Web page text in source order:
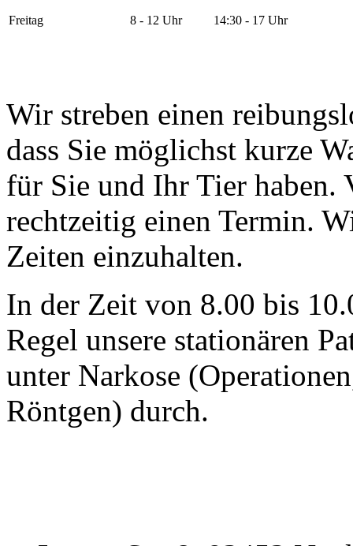
Freitag 8 - 12 Uhr 14:30 - 17 Uhr
Wir streben einen
dass Sie möglichst kurze
für Sie und Ihr Tier haben.
rechtzeitig einen Termin.
Zeiten einzuhalten.
In der Zeit von 8.00 bis
Regel unsere stationären
unter Narkose
Röntgen) durch.